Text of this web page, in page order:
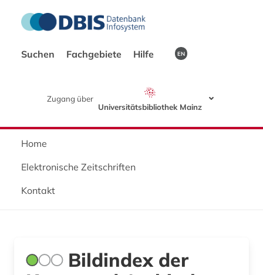
Suchen Fachgebiete Hilfe EN
Zugang über
Universitätsbibliothek Mainz
Home
Elektronische Zeitschriften
Kontakt
Bildindex der